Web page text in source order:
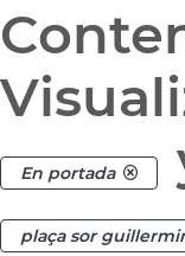
En portada
plaça sor